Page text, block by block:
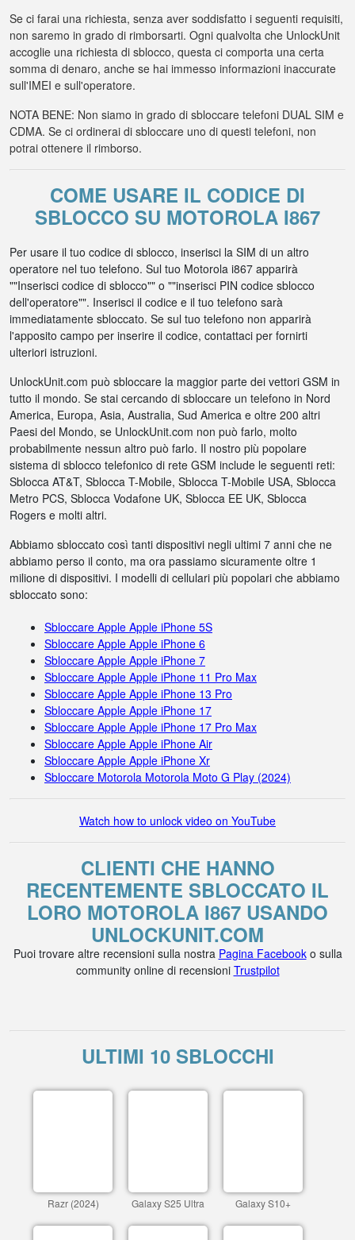
Se ci farai una richiesta, senza aver soddisfatto i seguenti requisiti,
non saremo in grado di rimborsarti. Ogni qualvolta che UnlockUnit
accoglie una richiesta di sblocco, questa ci comporta una certa
somma di denaro, anche se hai immesso informazioni inaccurate
sull'IMEI e sull'operatore.
NOTA BENE: Non siamo in grado di sbloccare telefoni DUAL SIM e
CDMA. Se ci ordinerai di sbloccare uno di questi telefoni, non
potrai ottenere il rimborso.
COME USARE IL CODICE DI
SBLOCCO SU MOTOROLA I867
Per usare il tuo codice di sblocco, inserisci la SIM di un altro
operatore nel tuo telefono. Sul tuo Motorola i867 apparirà
""Inserisci codice di sblocco"" o ""inserisci PIN codice sblocco
dell'operatore"". Inserisci il codice e il tuo telefono sarà
immediatamente sbloccato. Se sul tuo telefono non apparirà
l'apposito campo per inserire il codice, contattaci per fornirti
ulteriori istruzioni.
UnlockUnit.com può sbloccare la maggior parte dei vettori GSM in
tutto il mondo. Se stai cercando di sbloccare un telefono in Nord
America, Europa, Asia, Australia, Sud America e oltre 200 altri
Paesi del Mondo, se UnlockUnit.com non può farlo, molto
probabilmente nessun altro può farlo. Il nostro più popolare
sistema di sblocco telefonico di rete GSM include le seguenti reti:
Sblocca AT&T, Sblocca T-Mobile, Sblocca T-Mobile USA, Sblocca
Metro PCS, Sblocca Vodafone UK, Sblocca EE UK, Sblocca
Rogers e molti altri.
Abbiamo sbloccato così tanti dispositivi negli ultimi 7 anni che ne
abbiamo perso il conto, ma ora passiamo sicuramente oltre 1
milione di dispositivi. I modelli di cellulari più popolari che abbiamo
sbloccato sono:
Sbloccare Apple Apple iPhone 5S
Sbloccare Apple Apple iPhone 6
Sbloccare Apple Apple iPhone 7
Sbloccare Apple Apple iPhone 11 Pro Max
Sbloccare Apple Apple iPhone 13 Pro
Sbloccare Apple Apple iPhone 17
Sbloccare Apple Apple iPhone 17 Pro Max
Sbloccare Apple Apple iPhone Air
Sbloccare Apple Apple iPhone Xr
Sbloccare Motorola Motorola Moto G Play (2024)
Watch how to unlock video on YouTube
CLIENTI CHE HANNO
RECENTEMENTE SBLOCCATO IL
LORO MOTOROLA I867 USANDO
UNLOCKUNIT.COM
Puoi trovare altre recensioni sulla nostra Pagina Facebooko sulla
community online di recensioni Trustpilot
ULTIMI 10 SBLOCCHI
Razr (2024) Galaxy S25 Ultra Galaxy S10+